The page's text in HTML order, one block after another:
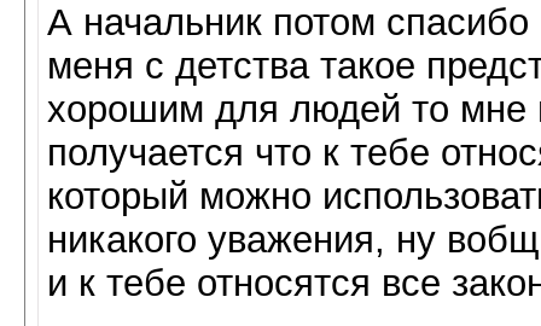
А начальник потом
меня с детства такое
хорошим для людей то мне
получается что к тебе
который можно
никакого уважения, ну
и к тебе относятся все